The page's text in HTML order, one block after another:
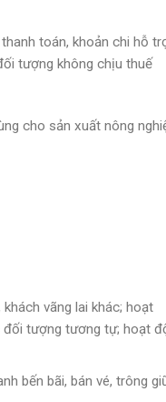
toán, khoản chi hỗ
tượng không chịu thuế
cho sản xuất nông
vãng lai khác; hoạt
đối tượng tương tự; hoạt
bến bãi, bán vé, trông